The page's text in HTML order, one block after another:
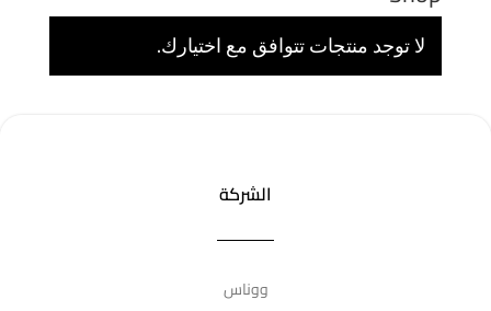
لا توجد منتجات تتوافق مع اختيارك.
الشركة
ووناس